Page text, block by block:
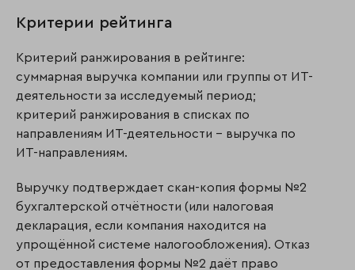
Критерии рейтинга
Критерий ранжирования в рейтинге:
суммарная выручка компании или группы от ИТ-
деятельности за исследуемый период;
критерий ранжирования в списках по
направлениям ИТ-деятельности – выручка по
ИТ-направлениям.
Выручку подтверждает скан-копия формы №2
бухгалтерской отчётности (или налоговая
декларация, если компания находится на
упрощённой системе налогообложения). Отказ
от предоставления формы №2 даёт право